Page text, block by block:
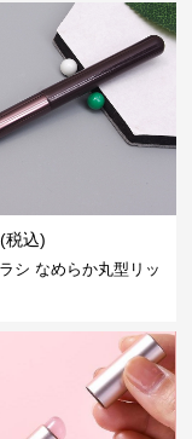
(税込)
シ なめらか丸型リッ